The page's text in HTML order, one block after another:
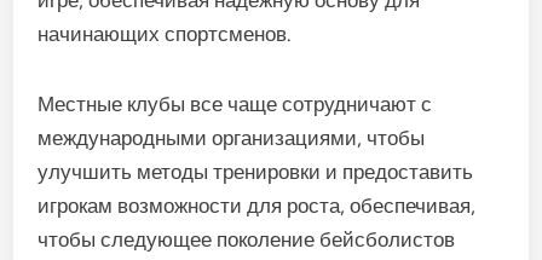
начинающих спортсменов.
Местные клубы все чаще сотрудничают с
международными организациями, чтобы
улучшить методы тренировки и предоставить
игрокам возможности для роста, обеспечивая,
чтобы следующее поколение бейсболистов